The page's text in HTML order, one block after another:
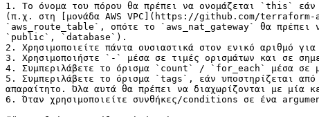
1. Το όνομα του πόρου θα πρέπει να ονομάζεται `this` εάν
(π.χ. στη [μονάδα AWS VPC](https://github.com/terraform-
`aws_route_table`, οπότε το `aws_nat_gateway` θα
`public`, `database`).
2. Χρησιμοποιείτε πάντα ουσιαστικά στον ενικό αριθμό
3. Χρησιμοποιήστε `-` μέσα σε τιμές ορισμάτων και σε
4. Συμπεριλάβετε το όρισμα `count` / `for_each` μέσα σε
5. Συμπεριλάβετε το όρισμα `tags`, εάν υποστηρίζεται
απαραίτητο. Όλα αυτά θα πρέπει να διαχωρίζονται με μία
6. Όταν χρησιμοποιείτε συνθήκες/conditions σε ένα